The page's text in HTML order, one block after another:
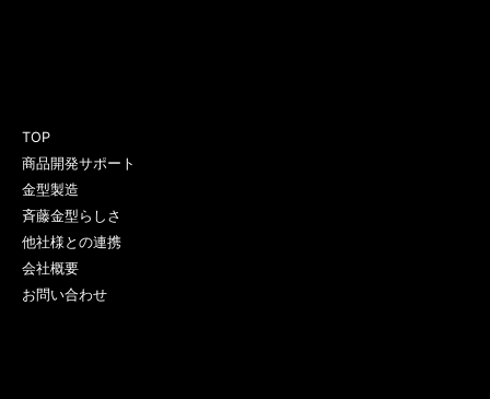
TOP
商品開発サポート
金型製造
斉藤金型らしさ
他社様との連携
会社概要
お問い合わせ